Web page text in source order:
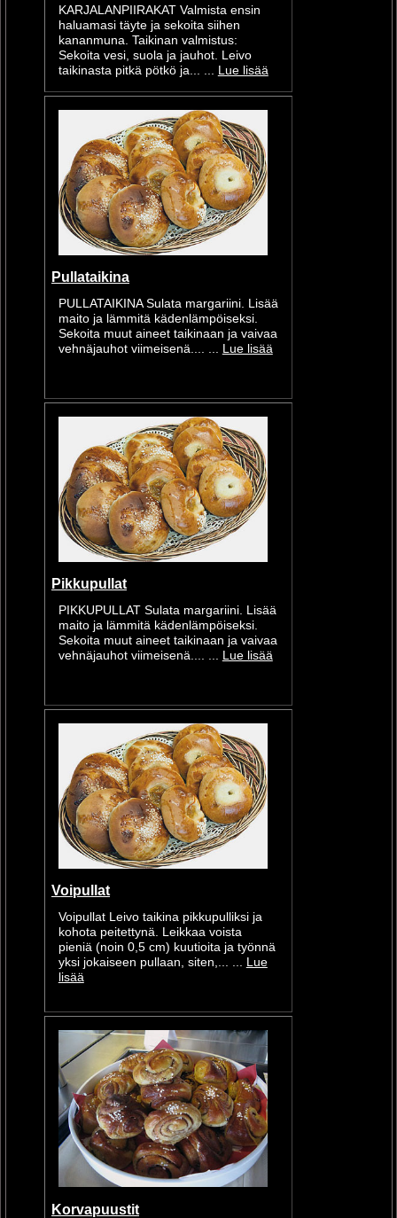
KARJALANPIIRAKAT Valmista ensin
haluamasi täyte ja sekoita siihen
kananmuna. Taikinan valmistus:
Sekoita vesi, suola ja jauhot. Leivo
taikinasta pitkä pötkö ja... ... Lue lisää
Pullataikina
PULLATAIKINA Sulata margariini. Lisää
maito ja lämmitä kädenlämpöiseksi.
Sekoita muut aineet taikinaan ja vaivaa
vehnäjauhot viimeisenä.... ... Lue lisää
Pikkupullat
PIKKUPULLAT Sulata margariini. Lisää
maito ja lämmitä kädenlämpöiseksi.
Sekoita muut aineet taikinaan ja vaivaa
vehnäjauhot viimeisenä.... ... Lue lisää
Voipullat
Voipullat Leivo taikina pikkupulliksi ja
kohota peitettynä. Leikkaa voista
pieniä (noin 0,5 cm) kuutioita ja työnnä
yksi jokaiseen pullaan, siten,... ... Lue
lisää
Korvapuustit